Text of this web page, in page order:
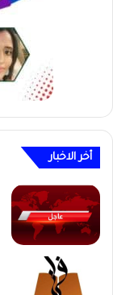
أخر الاخبار